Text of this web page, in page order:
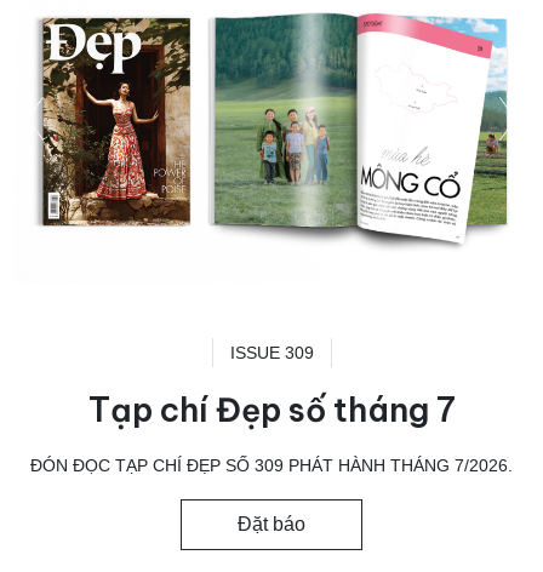
ISSUE 309
Tạp chí Đẹp số tháng 7
ĐÓN ĐỌC TẠP CHÍ ĐẸP SỐ 309 PHÁT HÀNH THÁNG 7/2026.
Đặt báo